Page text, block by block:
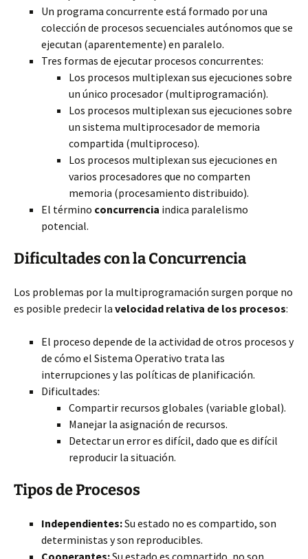
Un programa concurrente está formado por una
colección de procesos secuenciales autónomos que se
ejecutan (aparentemente) en paralelo.
Tres formas de ejecutar procesos concurrentes:
Los procesos multiplexan sus ejecuciones sobre
un único procesador (multiprogramación).
Los procesos multiplexan sus ejecuciones sobre
un sistema multiprocesador de memoria
compartida (multiproceso).
Los procesos multiplexan sus ejecuciones en
varios procesadores que no comparten
memoria (procesamiento distribuido).
El término concurrencia indica paralelismo
potencial.
Dificultades con la Concurrencia
Los problemas por la multiprogramación surgen porque no
es posible predecir la velocidad relativa de los procesos:
El proceso depende de la actividad de otros procesos y
de cómo el Sistema Operativo trata las
interrupciones y las políticas de planificación.
Dificultades:
Compartir recursos globales (variable global).
Manejar la asignación de recursos.
Detectar un error es difícil, dado que es difícil
reproducir la situación.
Tipos de Procesos
Independientes:Su estado no es compartido, son
deterministas y son reproducibles.
Cooperantes:Su estado es compartido, no son